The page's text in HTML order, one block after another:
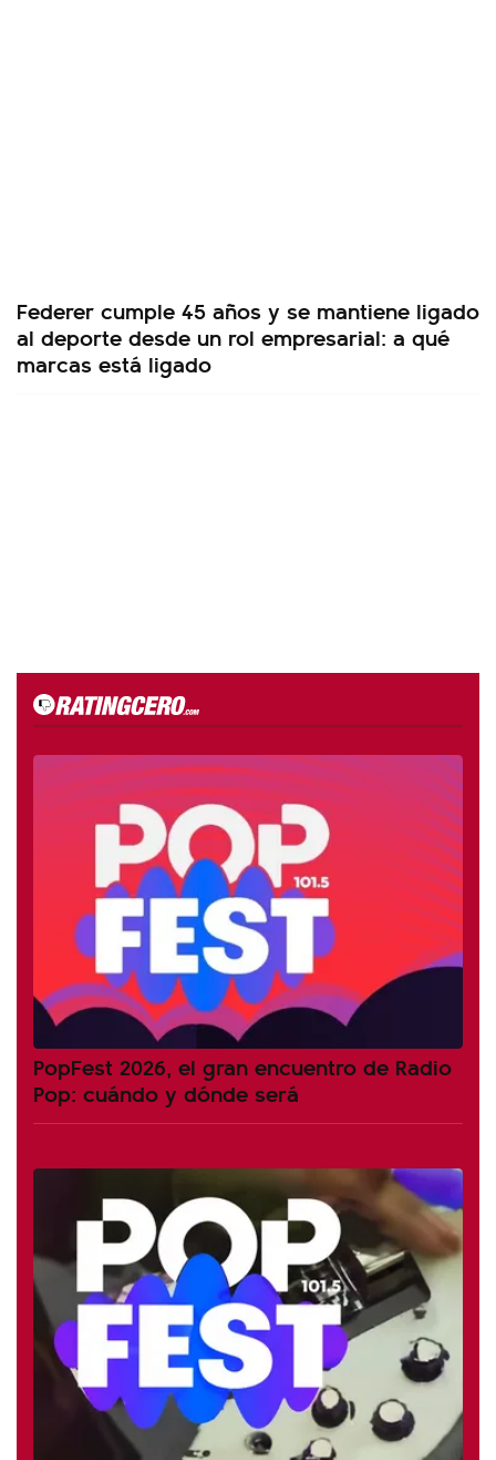
Federer cumple 45 años y se mantiene ligado
al deporte desde un rol empresarial: a qué
marcas está ligado
PopFest 2026, el gran encuentro de Radio
Pop: cuándo y dónde será